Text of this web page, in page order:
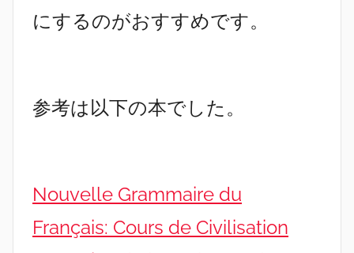
にするのがおすすめです。
参考は以下の本でした。
Nouvelle Grammaire du
Français: Cours de Civilisation